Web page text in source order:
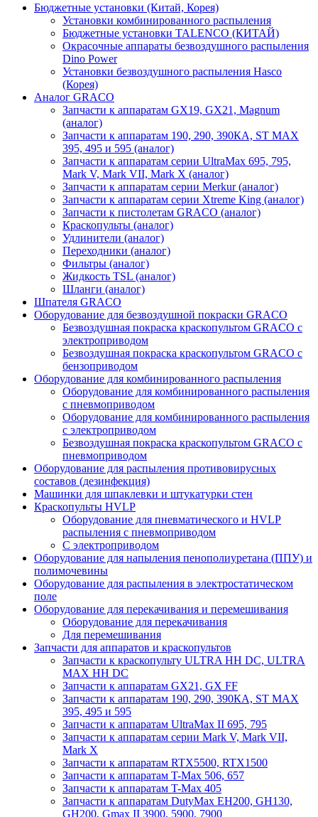
Бюджетные установки (Китай, Корея)
Установки комбинированного распыления
Бюджетные установки TALENCO (КИТАЙ)
Окрасочные аппараты безвоздушного распыления
Dino Power
Установки безвоздушного распыления Hasco
(Корея)
Аналог GRACO
Запчасти к аппаратам GX19, GX21, Magnum
(аналог)
Запчасти к аппаратам 190, 290, 390КА, ST MAX
395, 495 и 595 (аналог)
Запчасти к аппаратам серии UltraMax 695, 795,
Mark V, Mark VII, Mark X (аналог)
Запчасти к аппаратам серии Merkur (аналог)
Запчасти к аппаратам серии Xtreme King (аналог)
Запчасти к пистолетам GRACO (аналог)
Краскопульты (аналог)
Удлинители (аналог)
Переходники (аналог)
Фильтры (аналог)
Жидкость TSL (аналог)
Шланги (аналог)
Шпателя GRACO
Оборудование для безвоздушной покраски GRACO
Безвоздушная покраска краскопультом GRACO с
электроприводом
Безвоздушная покраска краскопультом GRACO с
бензоприводом
Оборудование для комбинированного распыления
Оборудование для комбинированного распыления
с пневмоприводом
Оборудование для комбинированного распыления
с электроприводом
Безвоздушная покраска краскопультом GRACO с
пневмоприводом
Оборудование для распыления противовирусных
составов (дезинфекция)
Машинки для шпаклевки и штукатурки стен
Краскопульты HVLP
Оборудование для пневматического и HVLP
распыления с пневмоприводом
C электроприводом
Оборудование для напыления пенополиуретана (ППУ) и
полимочевины
Оборудование для распыления в электростатическом
поле
Оборудование для перекачивания и перемешивания
Оборудование для перекачивания
Для перемешивания
Запчасти для аппаратов и краскопультов
Запчасти к краскопульту ULTRA HH DC, ULTRA
MAX HH DC
Запчасти к аппаратам GX21, GX FF
Запчасти к аппаратам 190, 290, 390КА, ST MAX
395, 495 и 595
Запчасти к аппаратам UltraMax II 695, 795
Запчасти к аппаратам серии Mark V, Mark VII,
Mark X
Запчасти к аппаратам RTX5500, RTX1500
Запчасти к аппаратам T-Max 506, 657
Запчасти к аппаратам T-Max 405
Запчасти к аппаратам DutyMax EH200, GH130,
GH200, Gmax II 3900, 5900, 7900